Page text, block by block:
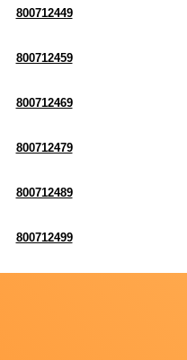
800712449
800712459
800712469
800712479
800712489
800712499